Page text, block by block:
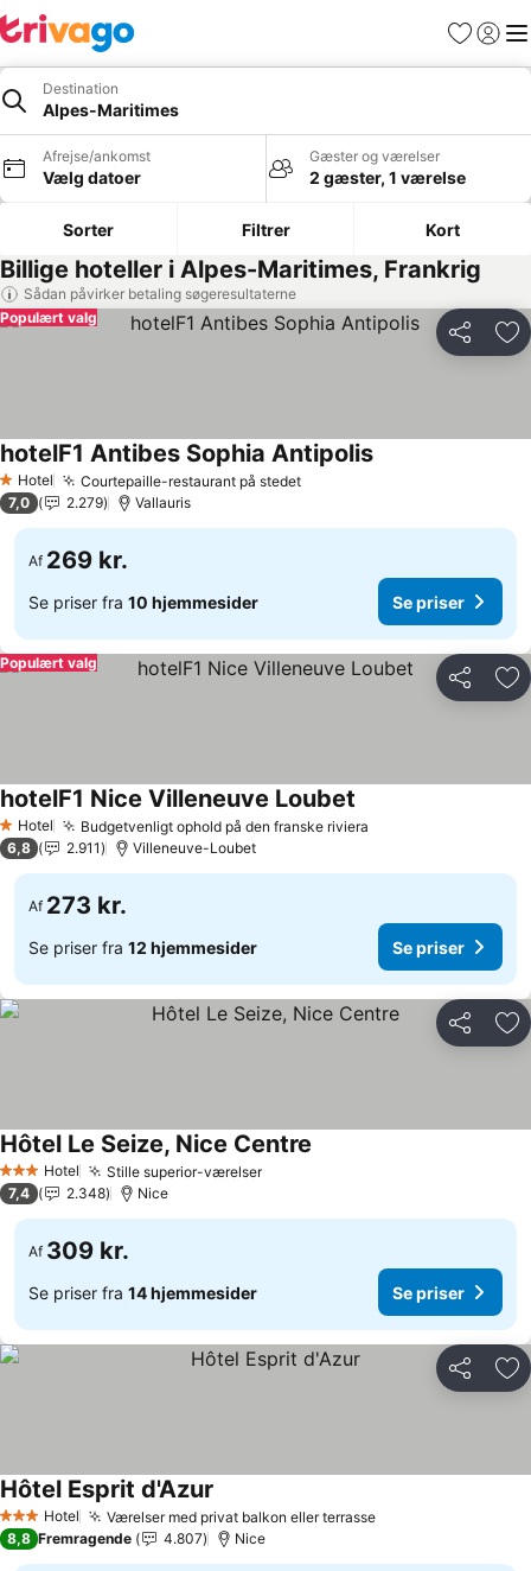
Favoritter
Log ind
Destination
Alpes-Maritimes
Afrejse/ankomst
Vælg datoer
Gæster og værelser
2 gæster, 1 værelse
Sorter Filtrer Kort
Billige hoteller i Alpes-Maritimes, Frankrig
Sådan påvirker betaling søgeresultaterne
Del
Populært valg
1 Stjerner
Hotel Courtepaille-restaurant på stedet
hotelF1 Antibes Sophia Antipolis
7,0 2.279 Vallauris
Af 269 kr.
Se priser fra 10 hjemmesider Se priser
Del
Populært valg
1 Stjerner
Hotel Budgetvenligt ophold på den franske riviera
hotelF1 Nice Villeneuve Loubet
6,8 2.911 Villeneuve-Loubet
Af 273 kr.
Se priser fra 12 hjemmesider Se priser
Del
3 StjernerHotel Stille superior-værelser
Hôtel Le Seize, Nice Centre
7,4 2.348 Nice
Af 309 kr.
Se priser fra 14 hjemmesider Se priser
Del
3 StjernerHotel Værelser med privat balkon eller terrasse
Hôtel Esprit d'Azur
8,8 Fremragende 4.807 Nice